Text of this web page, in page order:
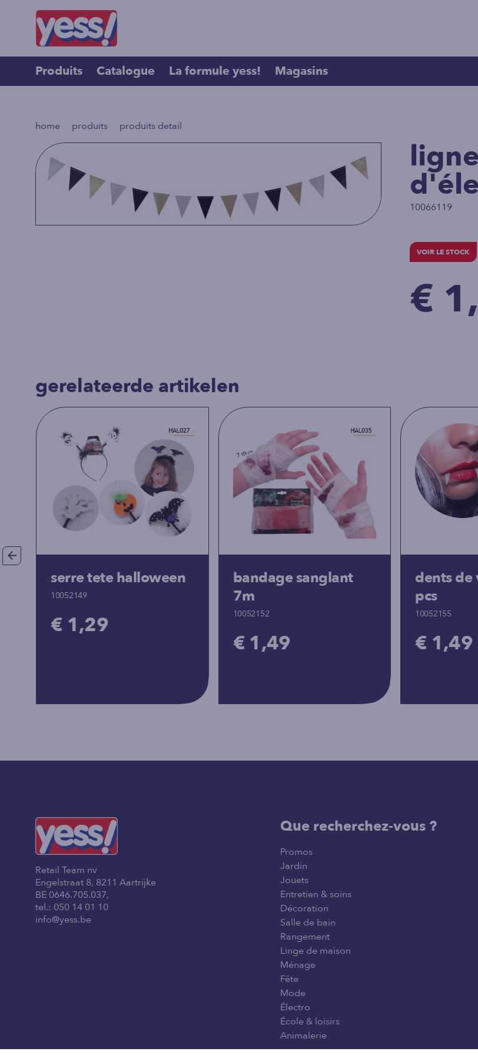
Produits Catalogue La formule yess! Magasins
home produits produits detail
10066119
VOIR LE STOCK
€
gerelateerde artikelen
serre tete halloween
10052149
€ 1,29
bandage sanglant
7m
10052152
€ 1,49
dents de
pcs
10052155
€ 1,49
Retail Team nv
Engelstraat 8, 8211 Aartrijke
BE 0646.705.037,
tel.: 050 14 01 10
info@yess.be
Que recherchez-vous ?
Promos
Jardin
Jouets
Entretien & soins
Décoration
Salle de bain
Rangement
Linge de maison
Ménage
Fête
Mode
Électro
École & loisirs
Animalerie